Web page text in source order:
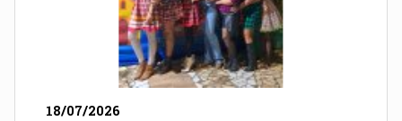
18/07/2026